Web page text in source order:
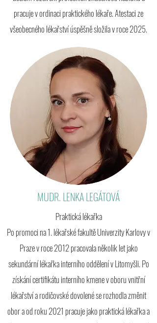
pracuje v ordinaci praktického lékaře. Atestaci ze
všeobecného lékařství úspěšně složila v roce 2025.
MUDR. LENKA LEGÁTOVÁ
Praktická lékařka
Po promoci na 1. lékařské fakultě Univerzity Karlovy v
Praze v roce 2012 pracovala několik let jako
sekundární lékařka interního oddělení v Litomyšli. Po
získání certifikátu interního kmene v oboru vnitřní
lékařství a rodičovské dovolené se rozhodla změnit
obor a od roku 2021 pracuje jako praktická lékařka a